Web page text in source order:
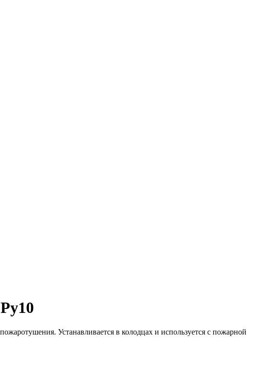
Устанавливается в колодцах и используется с пожарной